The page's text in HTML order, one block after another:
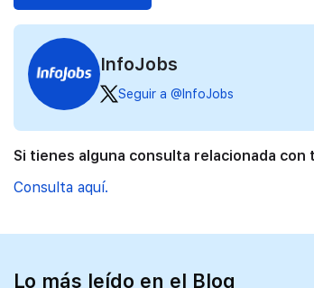
InfoJobs
Seguir a @InfoJobs
Si tienes alguna consulta relacionada
Consulta aquí.
Lo más leído en el Blog